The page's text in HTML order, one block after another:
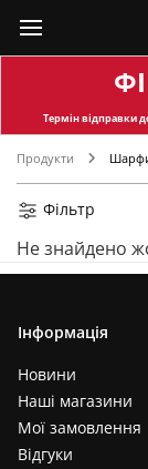
Термін відправки
Продукти
Фільтр
Не знайдено
Інформація
Новини
Наші магазини
Мої замовлення
Відгуки